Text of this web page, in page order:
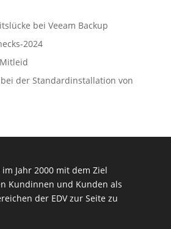
bei Veeam Backup
2024
der Standardinstallation von
im Jahr 2000 mit dem Ziel
Kundinnen und Kunden als
der EDV zur Seite zu